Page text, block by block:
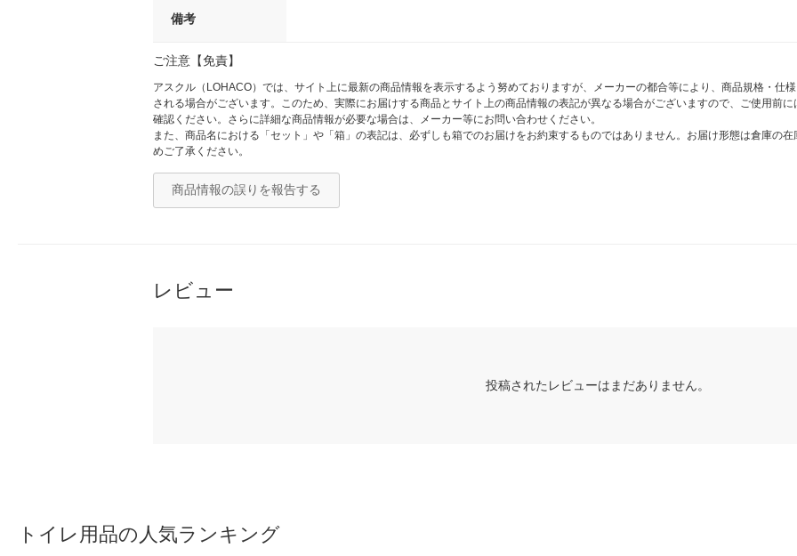
備考
ご注意【免責】
アスクル（LOHACO）では、サイト上に最新の商品情報を表示するよう努めておりますが、メーカーの都合等により、商品規格・仕
される場合がございます。このため、実際にお届けする商品とサイト上の商品情報の表記が異なる場合がございますので、ご使用前
確認ください。さらに詳細な商品情報が必要な場合は、メーカー等にお問い合わせください。
また、商品名における「セット」や「箱」の表記は、必ずしも箱でのお届けをお約束するものではありません。お届け形態は倉庫の
めご了承ください。
商品情報の誤りを報告する
レビュー
投稿されたレビューはまだありません。
トイレ用品の人気ランキング